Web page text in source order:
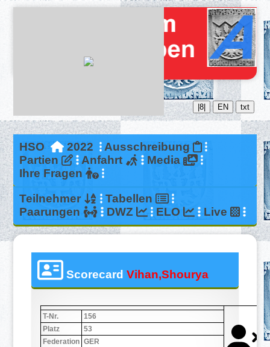
|8| EN txt
HSO 2022
Ausschreibung
Partien
Anfahrt
Media
Ihre Fragen
Teilnehmer
Tabellen
Paarungen
DWZ ELO Live
Scorecard Vihan,Shourya
T-Nr.
156
Platz
53
Federation GER